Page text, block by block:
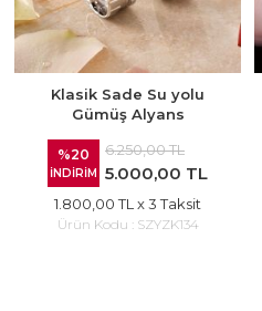
Klasik Sade Su yolu
Gümüş Alyans
%20
İNDİRİM
6.250,00 TL
5.000,00 TL
1.800,00 TL x 3 Taksit
Ürün Kodu : SZYZK134